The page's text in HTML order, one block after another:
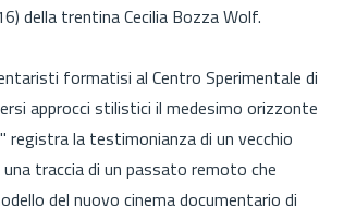
della trentina Cecilia Bozza Wolf.
formatisi al Centro Sperimentale di
approcci stilistici il medesimo orizzonte
registra la testimonianza di un vecchio
traccia di un passato remoto che
del nuovo cinema documentario di